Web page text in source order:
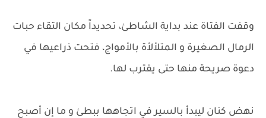
وقفت الفتاة عند بداية الشاطئ، تحديداً مكان التقاء حبات
الرمال الصغيرة و المتلألأة بالأمواج، فتحت ذراعيها في
دعوة صريحة منها حتى يقترب لها.
نهض كنان ليبدأ بالسير في اتجاهها ببطئ و ما إن أصبح